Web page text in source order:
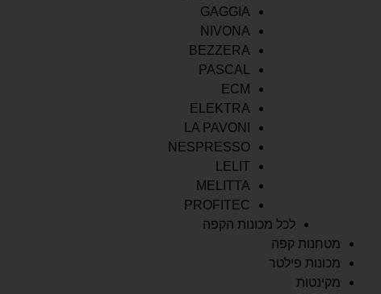
GAGGIA
NIVONA
BEZZERA
PASCAL
ECM
ELEKTRA
LA PAVONI
NESPRESSO
LELIT
MELITTA
PROFITEC
לכל מכונות הקפה
מטחנות קפה
מכונות פילטר
מקינטות